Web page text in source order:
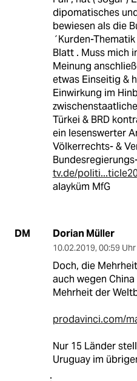
dipomatisches
bewiesen als die
´Kurden-
Blatt . Muss mich
Meinung
etwas Einseitig &
Einwirkung im
Türkei & BRD
ein lesenswerter
Völkerrechts- &
tv.de/
alayküm MfG
DM Dorian Müller
10.02.2019, 00:59 Uhr
Doch, die
auch wegen
Mehrheit der
prodavinci.com/
Nur 15 Länder
Uruguay im